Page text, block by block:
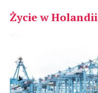
Życie w Holandii